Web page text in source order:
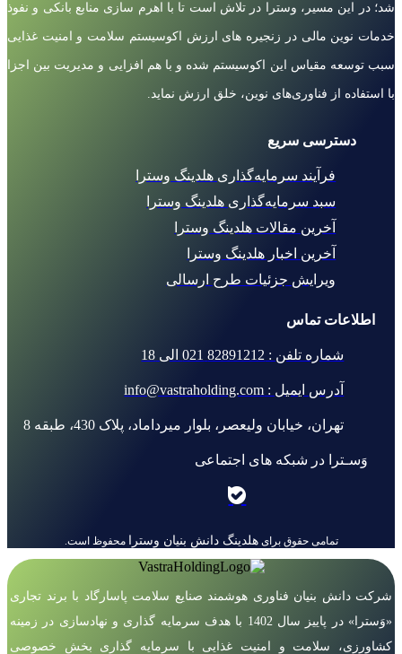
شد؛ در این مسیر، وسترا در تلاش است تا با اهرم سازی منابع بانکی و نفوذ
خدمات نوین مالی در زنجیره های ارزش اکوسیستم سلامت و امنیت غذایی
سبب توسعه مقیاس این اکوسیستم شده و با هم افزایی و مدیریت بین اجزا
با استفاده از فناوری‌های نوین، خلق ارزش نماید.
دسترسی سریع
فرآیند سرمایه‌گذاری هلدینگ وسترا
سبد سرمایه‌گذاری هلدینگ وسترا
آخرین مقالات هلدینگ وسترا
آخرین اخبار هلدینگ وسترا
ویرایش جزئیات طرح ارسالی
اطلاعات تماس
شماره تلفن : 82891212 021 الی 18
آدرس ایمیل : info@vastraholding.com
تهران، خیابان ولیعصر، بلوار میرداماد، پلاک 430، طبقه 8
وَسـترا در شبکه های اجتماعی
تمامی حقوق برایهلدینگ دانش بنیان وسترا محفوظ است.
شرکت دانش بنیان فناوری هوشمند صنایع سلامت پاسارگاد با برند تجاری
«وَسترا» در پاییز سال 1402 با هدف سرمایه گذاری و نهادسازی در زمینه
کشاورزی، سلامت و امنیت غذایی با سرمایه گذاری بخش خصوصی